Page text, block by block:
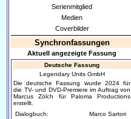
Serienmitglied
Medien
Coverbilder
Synchronfassungen
Aktuell angezeigte Fassung
Deutsche Fassung
Legendary Units GmbH
Die deutsche Fassung wurde 2024 für
die TV- und DVD-Premiere im Auftrag von
Marcus Zölch für Paloma Productions
erstellt.
Dialogbuch:
Marco Sartori